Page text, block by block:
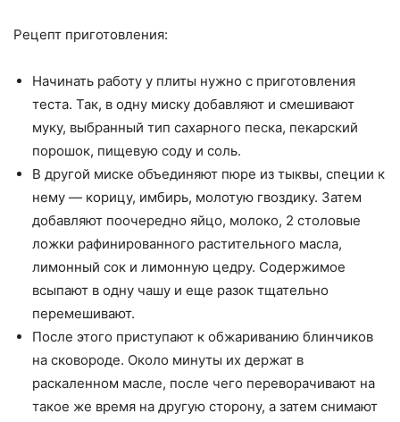
Рецепт приготовления:
Начинать работу у плиты нужно с приготовления
теста. Так, в одну миску добавляют и смешивают
муку, выбранный тип сахарного песка, пекарский
порошок, пищевую соду и соль.
В другой миске объединяют пюре из тыквы, специи к
нему — корицу, имбирь, молотую гвоздику. Затем
добавляют поочередно яйцо, молоко, 2 столовые
ложки рафинированного растительного масла,
лимонный сок и лимонную цедру. Содержимое
всыпают в одну чашу и еще разок тщательно
перемешивают.
После этого приступают к обжариванию блинчиков
на сковороде. Около минуты их держат в
раскаленном масле, после чего переворачивают на
такое же время на другую сторону, а затем снимают